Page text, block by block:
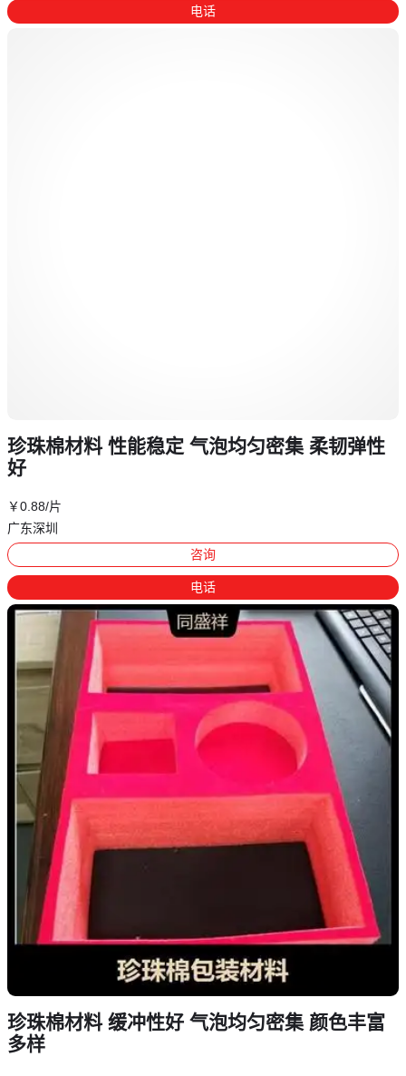
电话
珍珠棉材料 性能稳定 气泡均匀密集 柔韧弹性
好
￥0 .88/片
广东深圳
咨询
电话
珍珠棉材料 缓冲性好 气泡均匀密集 颜色丰富
多样